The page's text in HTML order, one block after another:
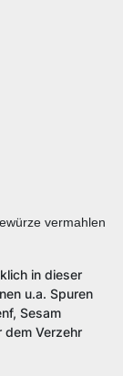
vermahlen
in dieser
u.a. Spuren
Sesam
dem Verzehr